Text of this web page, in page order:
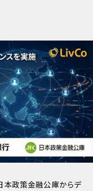
本政策金融公庫からデ